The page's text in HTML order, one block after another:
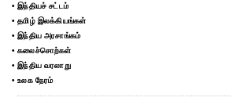
• இந்தியச் சட்டம்
• தமிழ் இலக்கியங்கள்
• இந்திய அரசாங்கம்
• கலைச்சொற்கள்
• இந்திய வரலாறு
• உலக நேரம்